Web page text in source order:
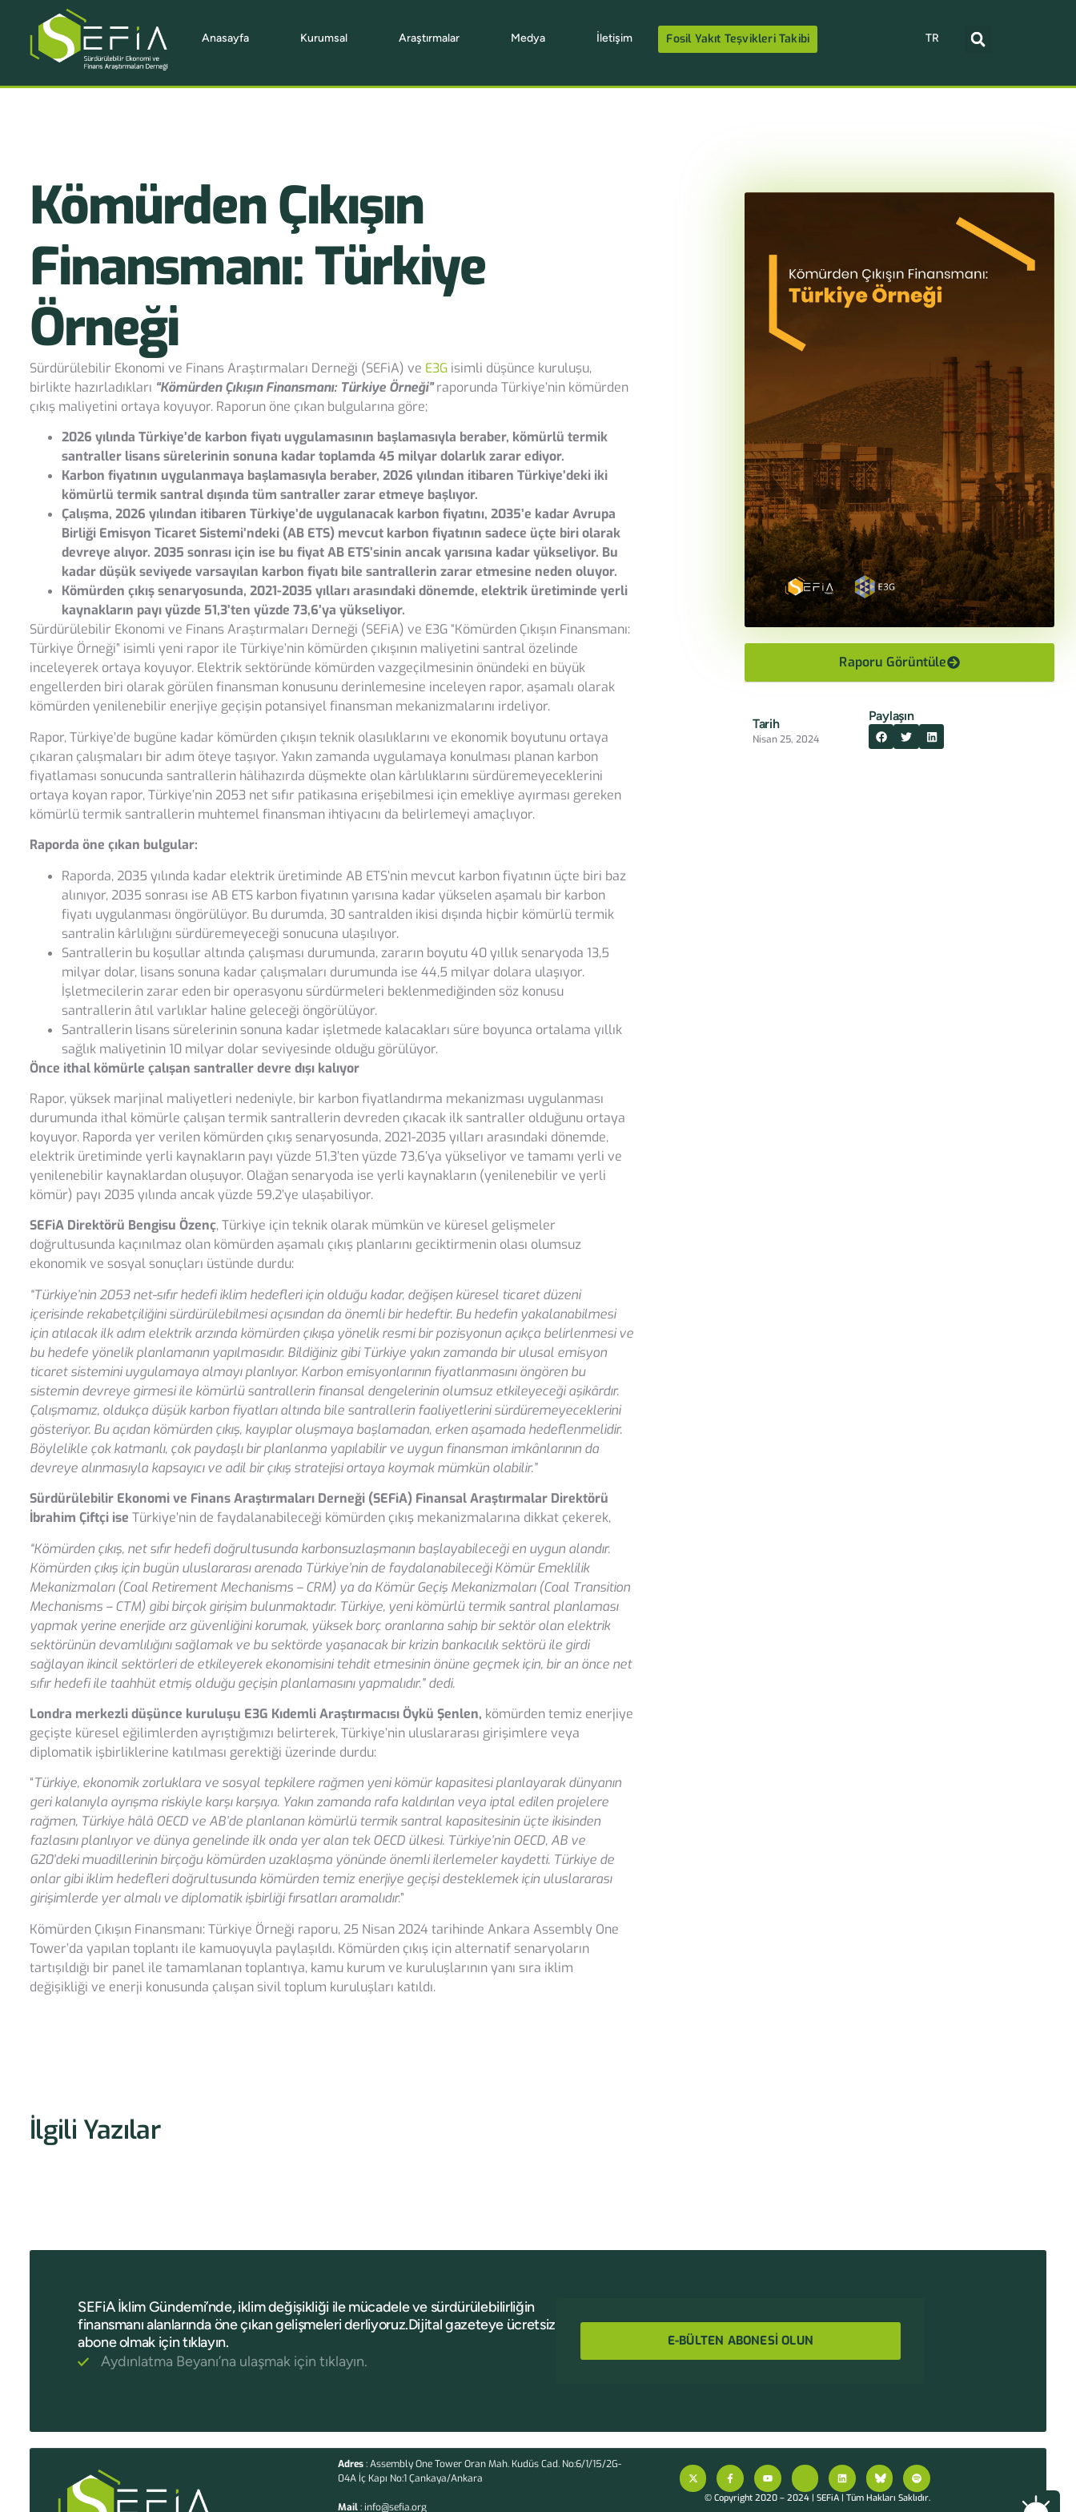
Anasayfa Kurumsal Araştırmalar Medya İletişim Fosil Yakıt Teşvikleri Takibi TR
Kömürden Çıkışın
Finansmanı: Türkiye
Örneği
Sürdürülebilir Ekonomi ve Finans Araştırmaları Derneği (SEFiA) ve E3G isimli düşünce kuruluşu,
birlikte hazırladıkları “Kömürden Çıkışın Finansmanı: Türkiye Örneği”raporunda Türkiye’nin kömürden
çıkış maliyetini ortaya koyuyor. Raporun öne çıkan bulgularına göre;
2026 yılında Türkiye’de karbon fiyatı uygulamasının başlamasıyla beraber, kömürlü termik
santraller lisans sürelerinin sonuna kadar toplamda 45 milyar dolarlık zarar ediyor.
Karbon fiyatının uygulanmaya başlamasıyla beraber, 2026 yılından itibaren Türkiye’deki iki
kömürlü termik santral dışında tüm santraller zarar etmeye başlıyor.
Çalışma, 2026 yılından itibaren Türkiye’de uygulanacak karbon fiyatını, 2035’e kadar Avrupa
Birliği Emisyon Ticaret Sistemi’ndeki (AB ETS) mevcut karbon fiyatının sadece üçte biri olarak
devreye alıyor. 2035 sonrası için ise bu fiyat AB ETS’sinin ancak yarısına kadar yükseliyor. Bu
kadar düşük seviyede varsayılan karbon fiyatı bile santrallerin zarar etmesine neden oluyor.
Kömürden çıkış senaryosunda, 2021-2035 yılları arasındaki dönemde, elektrik üretiminde yerli
kaynakların payı yüzde 51,3’ten yüzde 73,6’ya yükseliyor.
Sürdürülebilir Ekonomi ve Finans Araştırmaları Derneği (SEFiA) ve E3G “Kömürden Çıkışın Finansmanı:
Türkiye Örneği” isimli yeni rapor ile Türkiye’nin kömürden çıkışının maliyetini santral özelinde
inceleyerek ortaya koyuyor. Elektrik sektöründe kömürden vazgeçilmesinin önündeki en büyük
engellerden biri olarak görülen finansman konusunu derinlemesine inceleyen rapor, aşamalı olarak
kömürden yenilenebilir enerjiye geçişin potansiyel finansman mekanizmalarını irdeliyor.
Rapor, Türkiye’de bugüne kadar kömürden çıkışın teknik olasılıklarını ve ekonomik boyutunu ortaya
çıkaran çalışmaları bir adım öteye taşıyor. Yakın zamanda uygulamaya konulması planan karbon
fiyatlaması sonucunda santrallerin hâlihazırda düşmekte olan kârlılıklarını sürdüremeyeceklerini
ortaya koyan rapor, Türkiye’nin 2053 net sıfır patikasına erişebilmesi için emekliye ayırması gereken
kömürlü termik santrallerin muhtemel finansman ihtiyacını da belirlemeyi amaçlıyor.
Raporda öne çıkan bulgular:
Raporda, 2035 yılında kadar elektrik üretiminde AB ETS’nin mevcut karbon fiyatının üçte biri baz
alınıyor, 2035 sonrası ise AB ETS karbon fiyatının yarısına kadar yükselen aşamalı bir karbon
fiyatı uygulanması öngörülüyor. Bu durumda, 30 santralden ikisi dışında hiçbir kömürlü termik
santralin kârlılığını sürdüremeyeceği sonucuna ulaşılıyor.
Santrallerin bu koşullar altında çalışması durumunda, zararın boyutu 40 yıllık senaryoda 13,5
milyar dolar, lisans sonuna kadar çalışmaları durumunda ise 44,5 milyar dolara ulaşıyor.
İşletmecilerin zarar eden bir operasyonu sürdürmeleri beklenmediğinden söz konusu
santrallerin âtıl varlıklar haline geleceği öngörülüyor.
Santrallerin lisans sürelerinin sonuna kadar işletmede kalacakları süre boyunca ortalama yıllık
sağlık maliyetinin 10 milyar dolar seviyesinde olduğu görülüyor.
Önce ithal kömürle çalışan santraller devre dışı kalıyor
Rapor, yüksek marjinal maliyetleri nedeniyle, bir karbon fiyatlandırma mekanizması uygulanması
durumunda ithal kömürle çalışan termik santrallerin devreden çıkacak ilk santraller olduğunu ortaya
koyuyor. Raporda yer verilen kömürden çıkış senaryosunda, 2021-2035 yılları arasındaki dönemde,
elektrik üretiminde yerli kaynakların payı yüzde 51,3’ten yüzde 73,6’ya yükseliyor ve tamamı yerli ve
yenilenebilir kaynaklardan oluşuyor. Olağan senaryoda ise yerli kaynakların (yenilenebilir ve yerli
kömür) payı 2035 yılında ancak yüzde 59,2’ye ulaşabiliyor.
SEFiA Direktörü Bengisu Özenç, Türkiye için teknik olarak mümkün ve küresel gelişmeler
doğrultusunda kaçınılmaz olan kömürden aşamalı çıkış planlarını geciktirmenin olası olumsuz
ekonomik ve sosyal sonuçları üstünde durdu:
“Türkiye’nin 2053 net-sıfır hedefi iklim hedefleri için olduğu kadar, değişen küresel ticaret düzeni
içerisinde rekabetçiliğini sürdürülebilmesi açısından da önemli bir hedeftir. Bu hedefin yakalanabilmesi
için atılacak ilk adım elektrik arzında kömürden çıkışa yönelik resmi bir pozisyonun açıkça belirlenmesi ve
bu hedefe yönelik planlamanın yapılmasıdır. Bildiğiniz gibi Türkiye yakın zamanda bir ulusal emisyon
ticaret sistemini uygulamaya almayı planlıyor. Karbon emisyonlarının fiyatlanmasını öngören bu
sistemin devreye girmesi ile kömürlü santrallerin finansal dengelerinin olumsuz etkileyeceği aşikârdır.
Çalışmamız, oldukça düşük karbon fiyatları altında bile santrallerin faaliyetlerini sürdüremeyeceklerini
gösteriyor. Bu açıdan kömürden çıkış, kayıplar oluşmaya başlamadan, erken aşamada hedeflenmelidir.
Böylelikle çok katmanlı, çok paydaşlı bir planlanma yapılabilir ve uygun finansman imkânlarının da
devreye alınmasıyla kapsayıcı ve adil bir çıkış stratejisi ortaya koymak mümkün olabilir.”
Sürdürülebilir Ekonomi ve Finans Araştırmaları Derneği (SEFiA) Finansal Araştırmalar Direktörü
İbrahim Çiftçi ise Türkiye’nin de faydalanabileceği kömürden çıkış mekanizmalarına dikkat çekerek,
“Kömürden çıkış, net sıfır hedefi doğrultusunda karbonsuzlaşmanın başlayabileceği en uygun alandır.
Kömürden çıkış için bugün uluslararası arenada Türkiye’nin de faydalanabileceği Kömür Emeklilik
Mekanizmaları (Coal Retirement Mechanisms – CRM) ya da Kömür Geçiş Mekanizmaları (Coal Transition
Mechanisms – CTM) gibi birçok girişim bulunmaktadır. Türkiye, yeni kömürlü termik santral planlaması
yapmak yerine enerjide arz güvenliğini korumak, yüksek borç oranlarına sahip bir sektör olan elektrik
sektörünün devamlılığını sağlamak ve bu sektörde yaşanacak bir krizin bankacılık sektörü ile girdi
sağlayan ikincil sektörleri de etkileyerek ekonomisini tehdit etmesinin önüne geçmek için, bir an önce net
sıfır hedefi ile taahhüt etmiş olduğu geçişin planlamasını yapmalıdır.” dedi.
Londra merkezli düşünce kuruluşu E3G Kıdemli Araştırmacısı Öykü Şenlen, kömürden temiz enerjiye
geçişte küresel eğilimlerden ayrıştığımızı belirterek, Türkiye’nin uluslararası girişimlere veya
diplomatik işbirliklerine katılması gerektiği üzerinde durdu:
“Türkiye, ekonomik zorluklara ve sosyal tepkilere rağmen yeni kömür kapasitesi planlayarak dünyanın
geri kalanıyla ayrışma riskiyle karşı karşıya. Yakın zamanda rafa kaldırılan veya iptal edilen projelere
rağmen, Türkiye hâlâ OECD ve AB’de planlanan kömürlü termik santral kapasitesinin üçte ikisinden
fazlasını planlıyor ve dünya genelinde ilk onda yer alan tek OECD ülkesi. Türkiye’nin OECD, AB ve
G20’deki muadillerinin birçoğu kömürden uzaklaşma yönünde önemli ilerlemeler kaydetti. Türkiye de
onlar gibi iklim hedefleri doğrultusunda kömürden temiz enerjiye geçişi desteklemek için uluslararası
girişimlerde yer almalı ve diplomatik işbirliği fırsatları aramalıdır.”
Kömürden Çıkışın Finansmanı: Türkiye Örneği raporu, 25 Nisan 2024 tarihinde Ankara Assembly One
Tower’da yapılan toplantı ile kamuoyuyla paylaşıldı. Kömürden çıkış için alternatif senaryoların
tartışıldığı bir panel ile tamamlanan toplantıya, kamu kurum ve kuruluşlarının yanı sıra iklim
değişikliği ve enerji konusunda çalışan sivil toplum kuruluşları katıldı.
Raporu Görüntüle
Tarih
Nisan 25, 2024
Paylaşın
İlgili Yazılar
SEFiA İklim Gündemi’nde, iklim değişikliği ile mücadele ve sürdürülebilirliğin
finansmanı alanlarında öne çıkan gelişmeleri derliyoruz.Dijital gazeteye ücretsiz
abone olmak için tıklayın.
Aydınlatma Beyanı’na ulaşmak için tıklayın.
E-BÜLTEN ABONESİ OLUN
Adres: Assembly One Tower Oran Mah. Kudüs Cad. No:6/1/15/2G-
04A İç Kapı No:1 Çankaya/Ankara
Mail: info@sefia.org
© Copyright 2020 – 2024 | SEFiA | Tüm Hakları Saklıdır.